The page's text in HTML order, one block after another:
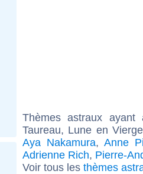
Thèmes astraux
Taureau, Lune en
Aya Nakamura,Anne
Adrienne Rich, Pierre-
Voir tous les thèmes